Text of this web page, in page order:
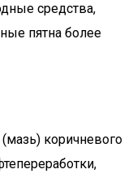
средства,
пятна более
(мазь) коричневого